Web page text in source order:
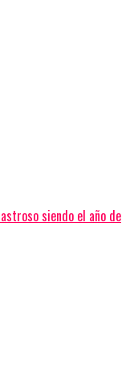
siendo el año de